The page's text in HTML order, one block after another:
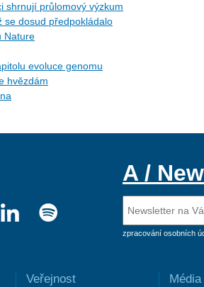
shrnují průlomový výzkum
se dosud předpokládalo
Nature
evoluce genomu
hvězdám
A /
zpracování osobních
Veřejnost Média